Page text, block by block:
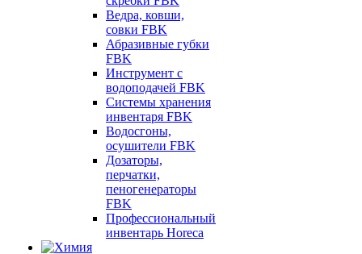
Ведра, ковши,
совки FBK
Абразивные губки
FBK
Инструмент с
водоподачей FBK
Системы хранения
инвентаря FBK
Водосгоны,
осушители FBK
Дозаторы,
перчатки,
пеногенераторы
FBK
Профессиональный
инвентарь Horeca